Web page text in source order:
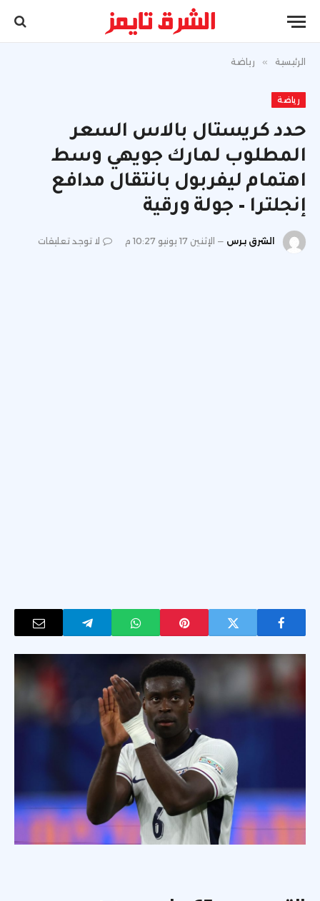
الرئيسية » رياضة
رياضة
حدد كريستال بالاس السعر
المطلوب لمارك جويهي وسط
اهتمام ليفربول بانتقال مدافع
إنجلترا – جولة ورقية
الشرق برس الإثنين 17 يونيو 10:27 م لا توجد تعليقات